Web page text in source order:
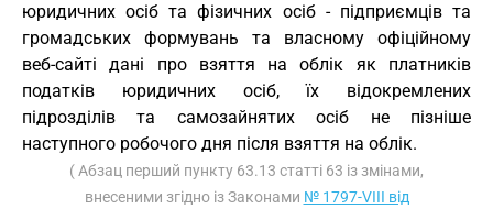
юридичних осіб та фізичних осіб - підприємців та
громадських формувань та власному офіційному
веб-сайті дані про взяття на облік як платників
податків юридичних осіб, їх відокремлених
підрозділів та самозайнятих осіб не пізніше
наступного робочого дня після взяття на облік.
( Абзац перший пункту 63.13 статті 63 із змінами,
внесеними згідно із Законами № 1797-VIII від